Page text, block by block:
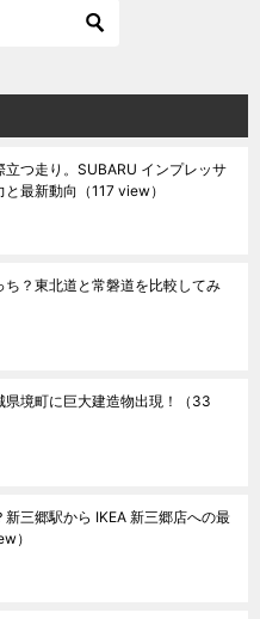
立つ走り。SUBARU インプレッサ
と最新動向 （117 view）
ち？東北道と常磐道を比較してみ
境町に巨大建造物出現！
（33
三郷駅から IKEA 新三郷店への最
）